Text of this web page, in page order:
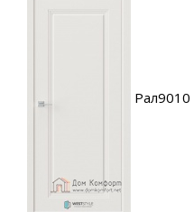
Рал9010